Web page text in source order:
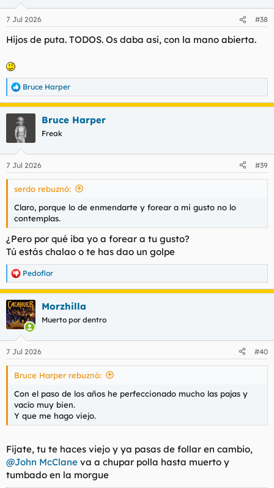
e
s
:
7 Jul 2026 #38
Hijos de puta. TODOS. Os daba así, con la mano abierta.
R
e
a
e
s
Bruce Harper
Bruce Harper
Freak
7 Jul 2026 #39
serdo rebuznó:
Claro, porque lo de enmendarte y forear a mi gusto no lo
contemplas.
¿Pero por qué iba yo a forear a tu gusto?
Tú estás chalao o te has dao un golpe
R
e
a
c
c
i
e
s
Pedoflor
Morzhilla
Muerto por dentro
7 Jul 2026 #40
Bruce Harper rebuznó:
Con el paso de los años he perfeccionado mucho las pajas y
vacío muy bien.
Y que me hago viejo.
Fijate, tu te haces viejo y ya pasas de follar en cambio,
@John McClane va a chupar polla hasta muerto y
tumbado en la morgue